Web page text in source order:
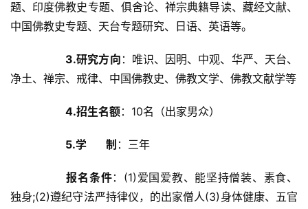
题、印度佛教史专题、俱舍论、禅宗典籍导读、藏经文献、
3.研究方向 ：唯识、因明、中观、华严、天台、
4.招生名额
5.学       制
报名条件：(1)爱国爱教、能坚持僧装、素食、
独身;(2)遵纪守法严持律仪，的出家僧人(3)身体健康、五官